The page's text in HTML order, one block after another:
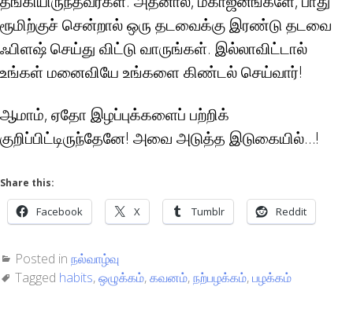
ரூமிற்குச் சென்றால் ஒரு தடவைக்கு இரண்டு தடவை
ஃபிளஷ் செய்து விட்டு வாருங்கள். இல்லாவிட்டால்
உங்கள் மனைவியே உங்களை கிண்டல் செய்வார்!
ஆமாம், ஏதோ இழப்புக்களைப் பற்றிக்
குறிப்பிட்டிருந்தேனே! அவை அடுத்த இடுகையில்…!
Share this:
Facebook X Tumblr Reddit
Posted in நல்வாழ்வு
Tagged habits,ஒழுக்கம்,கவனம்,நற்பழக்கம்,பழக்கம்